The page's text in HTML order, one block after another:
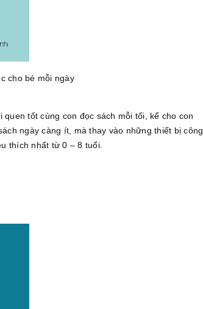
cho bé mỗi ngày
tốt cùng con đọc sách mỗi tối, kể cho con
ngày càng ít, mà thay vào những thiết bị công
thích nhất từ 0 – 8 tuổi.